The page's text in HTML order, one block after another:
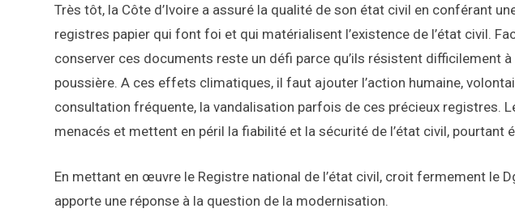
Très tôt, la Côte d’Ivoire a assuré la qualité de son état civil en conférant
registres papier qui font foi et qui matérialisent l’existence de l’état civil.
conserver ces documents reste un défi parce qu’ils résistent difficilement à
poussière. A ces effets climatiques, il faut ajouter l’action humaine,
consultation fréquente, la vandalisation parfois de ces précieux registres.
menacés et mettent en péril la fiabilité et la sécurité de l’état civil, pourtant
En mettant en œuvre le Registre national de l’état civil, croit fermement le
apporte une réponse à la question de la modernisation.